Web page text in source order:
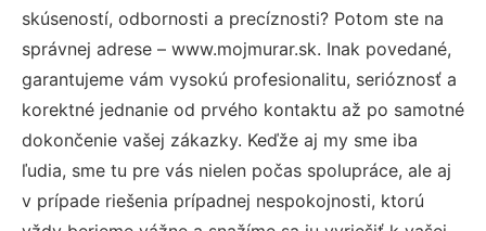
skúseností, odbornosti a precíznosti? Potom ste na
správnej adrese – www.mojmurar.sk. Inak povedané,
garantujeme vám vysokú profesionalitu, serióznosť a
korektné jednanie od prvého kontaktu až po samotné
dokončenie vašej zákazky. Keďže aj my sme iba
ľudia, sme tu pre vás nielen počas spolupráce, ale aj
v prípade riešenia prípadnej nespokojnosti, ktorú